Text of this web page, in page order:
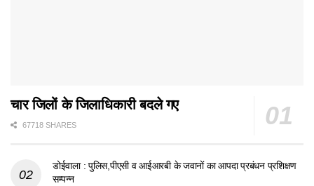
चार जिलों के जिलाधिकारी बदले गए
67718 SHARES
डोईवाला : पुलिस,पीएसी व आईआरबी के जवानों का आपदा प्रबंधन प्रशिक्षण
सम्पन्न